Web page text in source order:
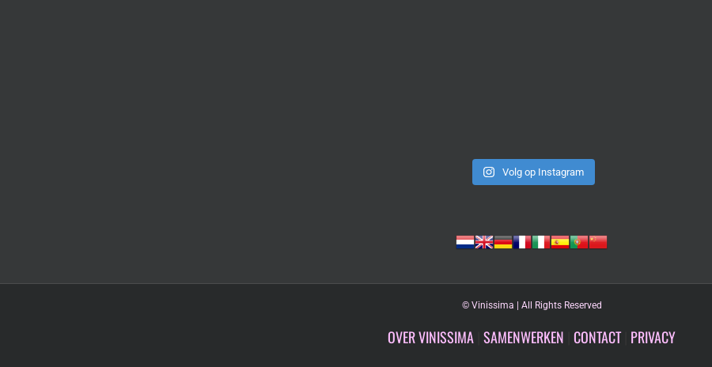
Volg op Instagram
© Vinissima | All Rights Reserved
OVER VINISSIMA SAMENWERKEN CONTACT| PRIVACY